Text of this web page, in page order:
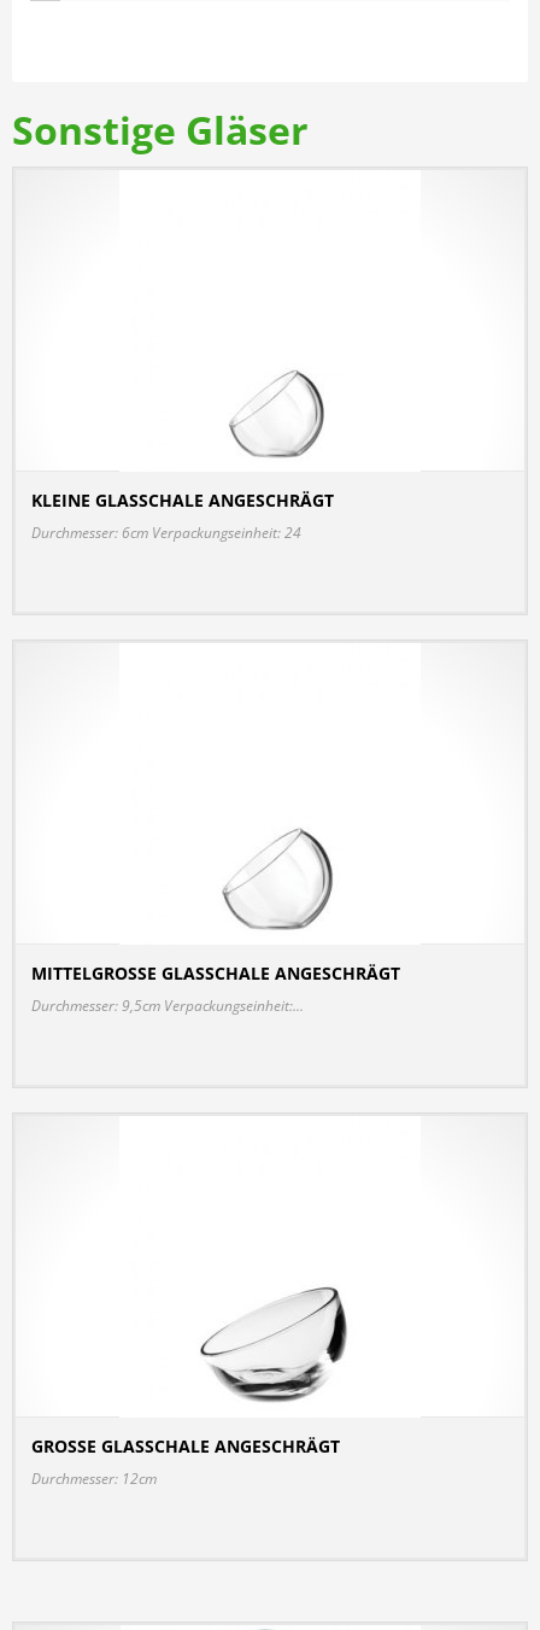
Sonstige Gläser
KLEINE GLASSCHALE ANGESCHRÄGT
Durchmesser: 6cm Verpackungseinheit: 24
MITTELGROSSE GLASSCHALE ANGESCHRÄGT
Durchmesser: 9,5cm Verpackungseinheit:...
GROSSE GLASSCHALE ANGESCHRÄGT
Durchmesser: 12cm